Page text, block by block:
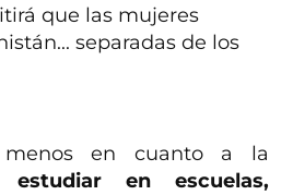
en cuanto a la
en escuelas,